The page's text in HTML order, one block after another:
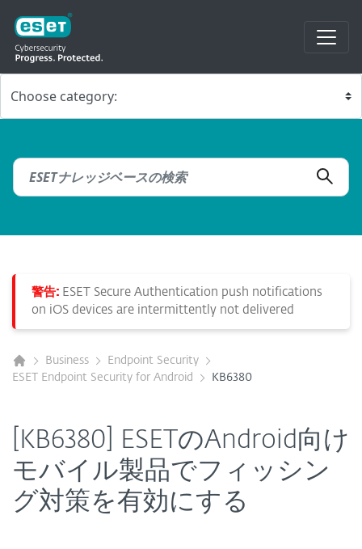
警告: ESET Secure Authentication push notifications
on iOS devices are intermittently not delivered
Business
Endpoint Security
ESET Endpoint Security for Android
KB6380
[KB6380] ESETのAndroid向け
モバイル製品でフィッシン
グ対策を有効にする